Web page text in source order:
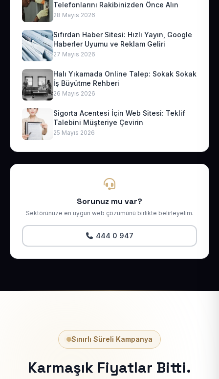
Telefonlarını Rakibinizden Önce Alın
28 Mayıs 2026
Sıfırdan Haber Sitesi: Hızlı Yayın, Google
Haberler Uyumu ve Reklam Geliri
27 Mayıs 2026
Halı Yıkamada Online Talep: Sokak Sokak
İş Büyütme Rehberi
26 Mayıs 2026
Sigorta Acentesi İçin Web Sitesi: Teklif
Talebini Müşteriye Çevirin
25 Mayıs 2026
Sorunuz mu var?
Sektörünüze en uygun web çözümünü birlikte belirleyelim.
444 0 947
Sınırlı Süreli Kampanya
Karmaşık Fiyatlar Bitti.